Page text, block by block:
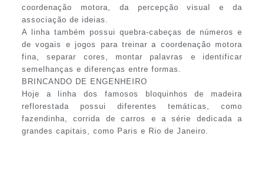
coordenação motora, da percepção visual e da
associação de ideias.
A linha também possui quebra-cabeças de números e
de vogais e jogos para treinar a coordenação motora
fina, separar cores, montar palavras e identificar
semelhanças e diferenças entre formas.
BRINCANDO DE ENGENHEIRO
Hoje a linha dos famosos bloquinhos de madeira
reflorestada possui diferentes temáticas, como
fazendinha, corrida de carros e a série dedicada a
grandes capitais, como Paris e Rio de Janeiro.